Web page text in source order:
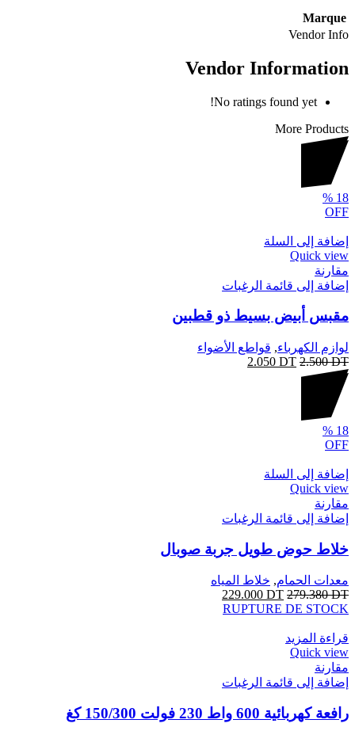
Marque
Vendor Info
Vendor Information
No ratings found yet!
More Products
18
%
OFF
إضافة إلى السلة
Quick view
مقارنة
إضافة إلى قائمة الرغبات
مقبس أبيض بسيط ذو قطبين
لوازم الكهرباء, قواطع الأضواء
2.500DT
2.050 DT
18
%
OFF
إضافة إلى السلة
Quick view
مقارنة
إضافة إلى قائمة الرغبات
خلاط حوض طويل جربة صوبال
معدات الحمام, خلاط المياه
279.380DT
229.000 DT
RUPTURE DE STOCK
قراءة المزيد
Quick view
مقارنة
إضافة إلى قائمة الرغبات
رافعة كهربائية 600 واط 230 فولت 150/300 كغ